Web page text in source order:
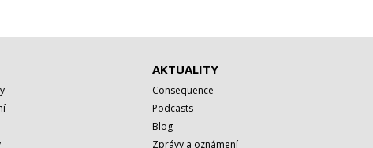
AKTUALITY
Consequence
Podcasts
Blog
Zprávy a oznámení